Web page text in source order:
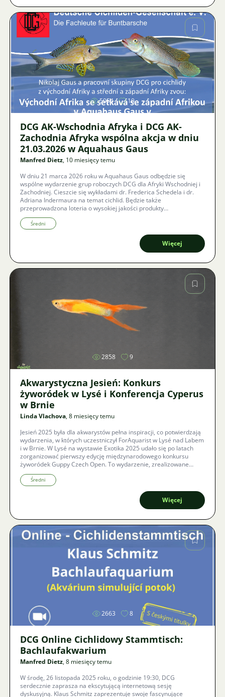
Zdjęcie
5054 10
DCG AK-Wschodnia Afryka i DCG AK-
Zachodnia Afryka wspólna akcja w dniu
21.03.2026 w Aquahaus Gaus
Manfred Dietz, 10 miesięcy temu
W dniu 21 marca 2026 roku w Aquahaus Gaus odbędzie się
wspólne wydarzenie grup roboczych DCG dla Afryki Wschodniej i
Zachodniej. Cieszcie się wykładami dr. Frederica Schedela i dr.
Adriana Indermaura na temat cichlid. Będzie także
przeprowadzona loteria o wysokiej jakości produkty
akwarystyczne.
Średni
Więcej
Zdjęcie
2858 9
Akwarystyczna Jesień: Konkurs
żyworódek w Lysé i Konferencja Cyperus
w Brnie
Linda Vlachova, 8 miesięcy temu
Jesień 2025 była dla akwarystów pełna inspiracji, co potwierdzają
wydarzenia, w których uczestniczył ForAquarist w Lysé nad Labem
i w Brnie. W Lysé na wystawie Exotika 2025 udało się po latach
zorganizować pierwszy edycję międzynarodowego konkursu
żyworódek Guppy Czech Open. To wydarzenie, zrealizowane
przez Aquario & spol. n.o. mimo trudnych i szybkich terminów,
potwierdziło, że scena akwarystyczna wciąż ma aktywnych i
bezinteresownych organizatorów. W Brnie na Akwarystycznej
jesieni Cyperus 2025 odbyły się dwa znakomite wykłady: RNDr.
Pavel Slanina szczegółowo przedstawił fascynujące "skalomilce"
fakty dotyczące hodowli tych pielęgnic. Ing. Vladimír Fábry w
swoim wykładzie "Papaïchton tam i z powrotem" zabrał nas na
ekspedycję do Gujany Francuskiej w poszukiwaniu halanczyków i
akwarystyczna jest pełna entuzjastów i warto do nich dołączyć!
Czekamy na kolejny edycję w roku 2026.
Średni
Więcej
Zdjęcie
2663 8
DCG Online Cichlidowy Stammtisch:
Bachlaufakwarium
Manfred Dietz, 8 miesięcy temu
W środę, 26 listopada 2025 roku, o godzinie 19:30, DCG
serdecznie zaprasza na ekscytującą internetową sesję
dyskusyjną. Klaus Schmitz zaprezentuje swoje fascynujące